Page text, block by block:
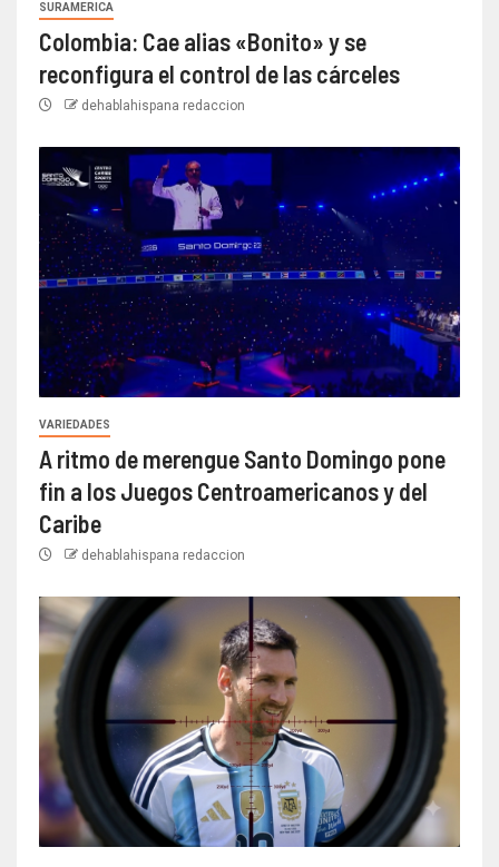
SURAMERICA
Colombia: Cae alias «Bonito» y se
reconfigura el control de las cárceles
dehablahispana redaccion
VARIEDADES
A ritmo de merengue Santo Domingo pone
fin a los Juegos Centroamericanos y del
Caribe
dehablahispana redaccion